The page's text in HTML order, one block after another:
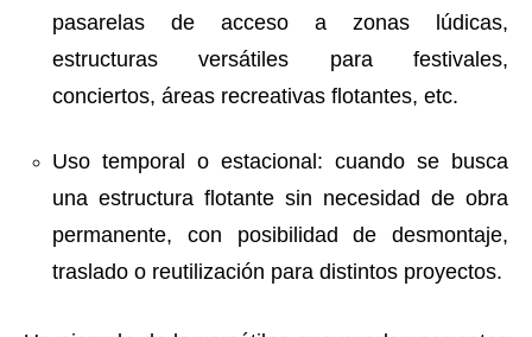
pasarelas de acceso a zonas lúdicas,
estructuras versátiles para festivales,
conciertos, áreas recreativas flotantes, etc.
Uso temporal o estacional: cuando se busca
una estructura flotante sin necesidad de obra
permanente, con posibilidad de desmontaje,
traslado o reutilización para distintos proyectos.